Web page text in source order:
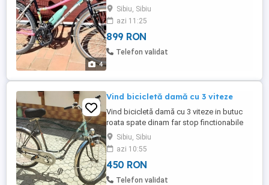
4
servisată și se află in perfectă stare de
funcționare. Mărimea M (roți 26).Se poate
vizualizări și ridica doar personal din
cartierul Arhitectilor, Cisnadie Sibiu.
Sibiu, Sibiu
azi 11:25
899 RON
Telefon validat
Vind bicicletă damă cu 3 viteze
Vind bicicletă damă cu 3 viteze in butuc
roata spate dinam far stop finctionabile
roti pe 26 cauciucuri noi încuietoare
montată pe bicicleta preț 450 lei
Sibiu, Sibiu
azi 10:55
450 RON
Telefon validat